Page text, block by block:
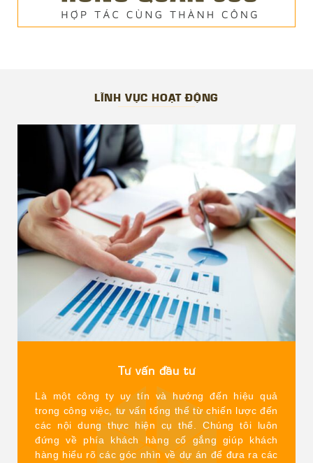
Các Dự án công ty đã thực hiện tư vấn và phát
Các dự án Công ty đã và đang thực hiện:
Golden Peark Nha Trang, AnCuising Nha Trang, Thanh
Lanh Valley Golf & Resort, Opus One, Ha Long Bay View
————————————————
THÔNG TIN LIÊN HỆ
Trụ sở Hà Nội:
– Địa chỉ: VPGD: Tầng 3 – CT1, tòa nhà Yên Hòa Park
View, số 3 Vũ Phạm Hàm, phường Yên Hòa, quận Cầu
Giấy, TP Hà Nội.
– Điện Thoại: 02432.005.227
– Di dộng: 0563.555.888
– Địa chỉ: Số 15 Phố Hồng Tiến, Phường Hồng Gai, tỉnh
Quảng Ninh
– Điện Thoại: (84) 2033 853 666 / (84) 7974 00000
LĨNH VỰC HOẠT ĐỘNG
Tư vấn đầu tư
Là một công ty uy tín và hướng đến hiệu quả
trong công việc, tư vấn tổng thể từ chiến lược đến
các nội dung thực hiện cụ thể. Chúng tôi luôn
đứng về phía khách hàng cố gắng giúp khách
hàng hiểu rõ các góc nhìn về dự án để đưa ra các